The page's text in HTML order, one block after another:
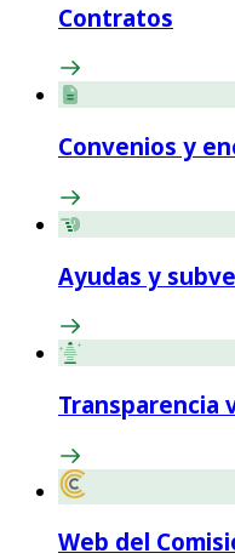
Contratos
Convenios y
Ayudas y
Transparencia
Web del